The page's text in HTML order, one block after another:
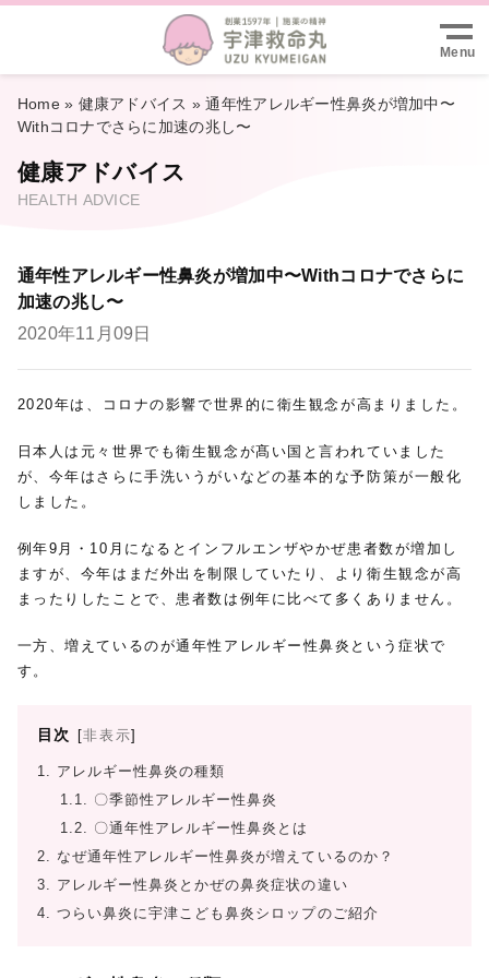
Menu
Home» 健康アドバイス »通年性アレルギー性鼻炎が増加中〜
Withコロナでさらに加速の兆し〜
健康アドバイス
HEALTH ADVICE
通年性アレルギー性鼻炎が増加中〜Withコロナでさらに
加速の兆し〜
2020年11月09日
2020年は、コロナの影響で世界的に衛生観念が高まりました。
日本人は元々世界でも衛生観念が髙い国と言われていました
が、今年はさらに手洗いうがいなどの基本的な予防策が一般化
しました。
例年9月・10月になるとインフルエンザやかぜ患者数が増加し
ますが、今年はまだ外出を制限していたり、より衛生観念が高
まったりしたことで、患者数は例年に比べて多くありません。
一方、増えているのが通年性アレルギー性鼻炎という症状で
す。
目次 [非表示
1. アレルギー性鼻炎の種類
1.1. 〇季節性アレルギー性鼻炎
1.2. 〇通年性アレルギー性鼻炎とは
2. なぜ通年性アレルギー性鼻炎が増えているのか？
3. アレルギー性鼻炎とかぜの鼻炎症状の違い
4. つらい鼻炎に宇津こども鼻炎シロップのご紹介